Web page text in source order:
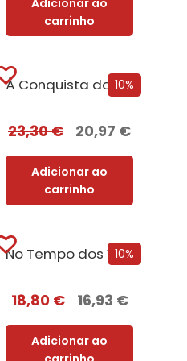
carrinho
10%
À Conquista da Paz do Iluminismo à União Europeia [Edição Autografada]
23,30€ 20,97 €
Adicionar ao
carrinho
10%
No Tempo dos Vikings
18,80€ 16,93 €
Adicionar ao